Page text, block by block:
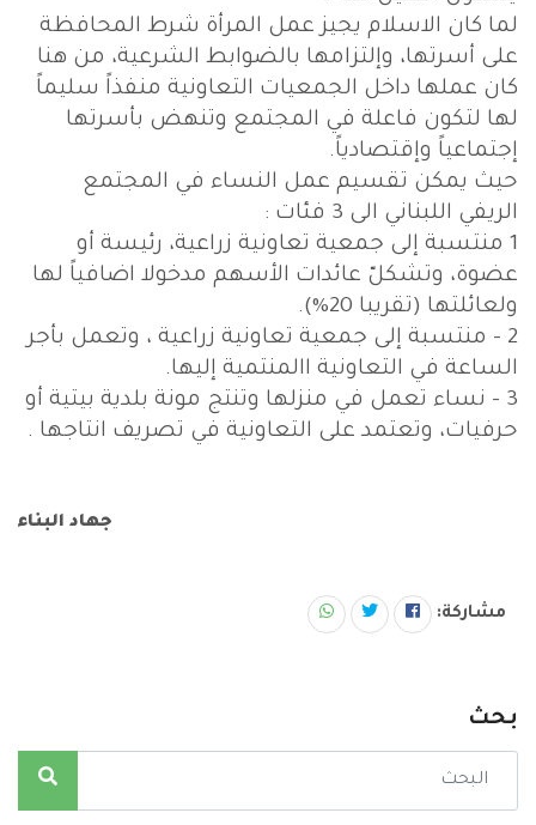
لما كان الاسلام يجيز عمل المرأة شرط المحافظة
على أسرتها، وإلتزامها بالضوابط الشرعية، من هنا
كان عملها داخل الجمعيات التعاونية منفذاً سليماً
لها لتكون فاعلة في المجتمع وتنهض بأسرتها
إجتماعياً وإقتصادياً.
حيث يمكن تقسيم عمل النساء في المجتمع
الريفي اللبناني الى 3 فئات :
1 منتسبة إلى جمعية تعاونية زراعية، رئيسة أو
عضوة، وتشكلّ عائدات الأسهم مدخولا اضافياً لها
ولعائلتها (تقريبا 20%).
2 - منتسبة إلى جمعية تعاونية زراعية ، وتعمل بأجر
الساعة في التعاونية االمنتمية إليها.
3 - نساء تعمل في منزلها وتنتج مونة بلدية بيتية أو
حرفيات، وتعتمد على التعاونية في تصريف انتاجها .
جهاد البناء
مشاركة:
بحث